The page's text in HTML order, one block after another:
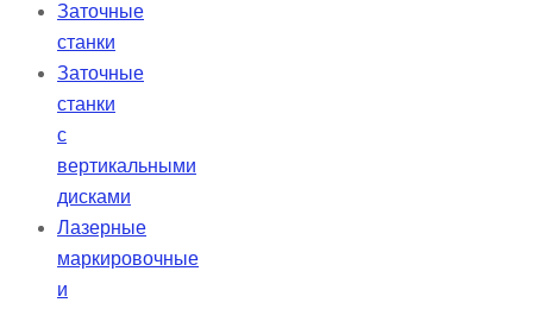
Заточные
станки
Заточные
станки
с
вертикальными
дисками
Лазерные
маркировочные
и